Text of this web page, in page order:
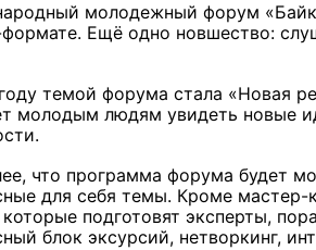
молодежный форум
Ещё одно новшество:
темой форума стала «Новая
молодым людям увидеть новые
что программа форума будет
для себя темы. Кроме мастер-
которые подготовят эксперты,
блок эксурсий, нетворкинг,